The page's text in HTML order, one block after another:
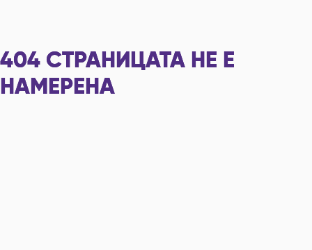
404 СТРАНИЦАТА НЕ Е
НАМЕРЕНА